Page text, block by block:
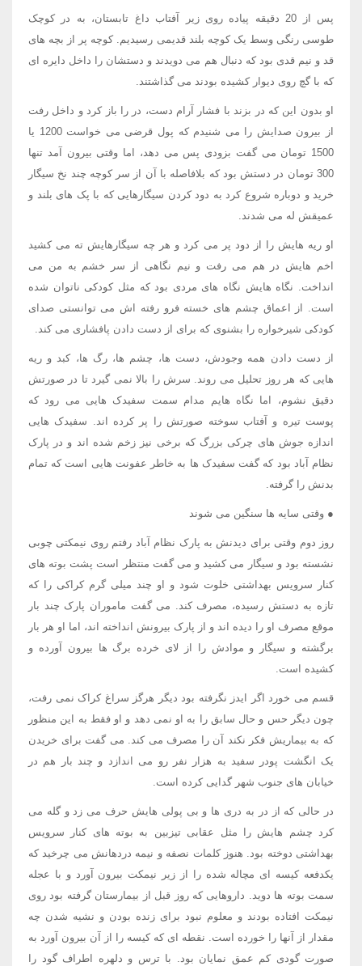
پس از 20 دقیقه پیاده روی زیر آفتاب داغ تابستان، به در کوچک
طوسی رنگی وسط یک کوچه بلند قدیمی رسیدیم. کوچه پر از بچه های
قد و نیم قدی بود که دنبال هم می دویدند و دستشان را داخل دایره ای
که با گچ روی دیوار کشیده بودند می گذاشتند.
او بدون این که در بزند با فشار آرام دست، در را باز کرد و داخل رفت
از بیرون صدایش را می شنیدم که پول قرضی می خواست 1200 یا
1500 تومان می گفت بزودی پس می دهد، اما وقتی بیرون آمد تنها
300 تومان در دستش بود که بلافاصله با آن از سر کوچه چند نخ سیگار
خرید و دوباره شروع کرد به دود کردن سیگارهایی که با پک های بلند و
عمیقش له می شدند.
او ریه هایش را از دود پر می کرد و هر چه سیگارهایش ته می کشید
اخم هایش در هم می رفت و نیم نگاهی از سر خشم به من می
انداخت. نگاه هایش نگاه های مردی بود که مثل کودکی ناتوان شده
است. از اعماق چشم های خسته فرو رفته اش می توانستی صدای
کودکی شیرخواره را بشنوی که برای از دست دادن پافشاری می کند.
از دست دادن همه وجودش، دست ها، چشم ها، رگ ها، کبد و ریه
هایی که هر روز تحلیل می روند. سرش را بالا نمی گیرد تا در صورتش
دقیق نشوم، اما نگاه هایم مدام سمت سفیدک هایی می رود که
پوست تیره و آفتاب سوخته صورتش را پر کرده اند. سفیدک هایی
اندازه جوش های چرکی بزرگ که برخی نیز زخم شده اند و در پارک
نظام آباد بود که گفت سفیدک ها به خاطر عفونت هایی است که تمام
بدنش را گرفته.
● وقتی سایه ها سنگین می شوند
روز دوم وقتی برای دیدنش به پارک نظام آباد رفتم روی نیمکتی چوبی
نشسته بود و سیگار می کشید و می گفت منتظر است پشت بوته های
کنار سرویس بهداشتی خلوت شود و او چند میلی گرم کراکی را که
تازه به دستش رسیده، مصرف کند. می گفت ماموران پارک چند بار
موقع مصرف او را دیده اند و از پارک بیرونش انداخته اند، اما او هر بار
برگشته و سیگار و موادش را از لای خرده برگ ها بیرون آورده و
کشیده است.
قسم می خورد اگر ایدز نگرفته بود دیگر هرگز سراغ کراک نمی رفت،
چون دیگر حس و حال سابق را به او نمی دهد و او فقط به این منظور
که به بیماریش فکر نکند آن را مصرف می کند. می گفت برای خریدن
یک انگشت پودر سفید به هزار نفر رو می اندازد و چند بار هم در
خیابان های جنوب شهر گدایی کرده است.
در حالی که از در به دری ها و بی پولی هایش حرف می زد و گله می
کرد چشم هایش را مثل عقابی تیزبین به بوته های کنار سرویس
بهداشتی دوخته بود. هنوز کلمات نصفه و نیمه دردهانش می چرخید که
یکدفعه کیسه ای مچاله شده را از زیر نیمکت بیرون آورد و با عجله
سمت بوته ها دوید. داروهایی که روز قبل از بیمارستان گرفته بود روی
نیمکت افتاده بودند و معلوم نبود برای زنده بودن و نشیه شدن چه
مقدار از آنها را خورده است. نقطه ای که کیسه را از آن بیرون آورد به
صورت گودی کم عمق نمایان بود. با ترس و دلهره اطراف گود را